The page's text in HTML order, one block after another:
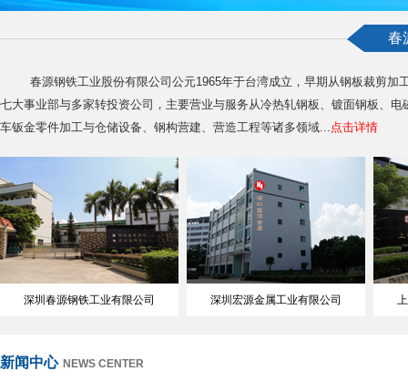
春
春源钢铁工业股份有限公司公元1965年于台湾成立，早期从钢板裁剪
七大事业部与多家转投资公司，主要营业与服务从冷热轧钢板、镀面钢板、
车钣金零件加工与仓储设备、钢构营建、营造工程等诸多领域...点击详情
深圳春源钢铁工业有限公司 深圳宏源金属工业有限公司
新闻中心 NEWS CENTER